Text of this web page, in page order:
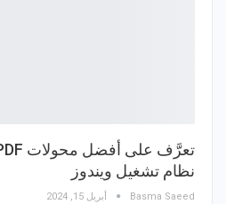
نظام تشغيل ويندوز
Basma Saeed أبريل 15, 2024